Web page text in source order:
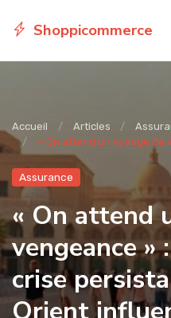
Shoppicommerce
Accueil Articles
« On attend un voyage de
Assurance
« On attend
vengeance »
crise
Orient